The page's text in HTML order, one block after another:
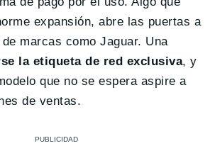
expansión, abre las puertas a
marcas como Jaguar. Una
la etiqueta de red exclusiva, y
que no se espera aspire a
de ventas.